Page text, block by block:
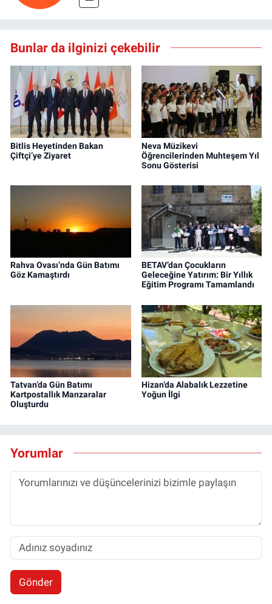
Bunlar da ilginizi çekebilir
Bitlis Heyetinden Bakan
Çiftçi’ye Ziyaret
Neva Müzikevi
Öğrencilerinden Muhteşem Yıl
Sonu Gösterisi
Rahva Ovası’nda Gün Batımı
Göz Kamaştırdı
BETAV’dan Çocukların
Geleceğine Yatırım: Bir Yıllık
Eğitim Programı Tamamlandı
Tatvan’da Gün Batımı
Kartpostallık Manzaralar
Oluşturdu
Hizan’da Alabalık Lezzetine
Yoğun İlgi
Yorumlar
Gönder